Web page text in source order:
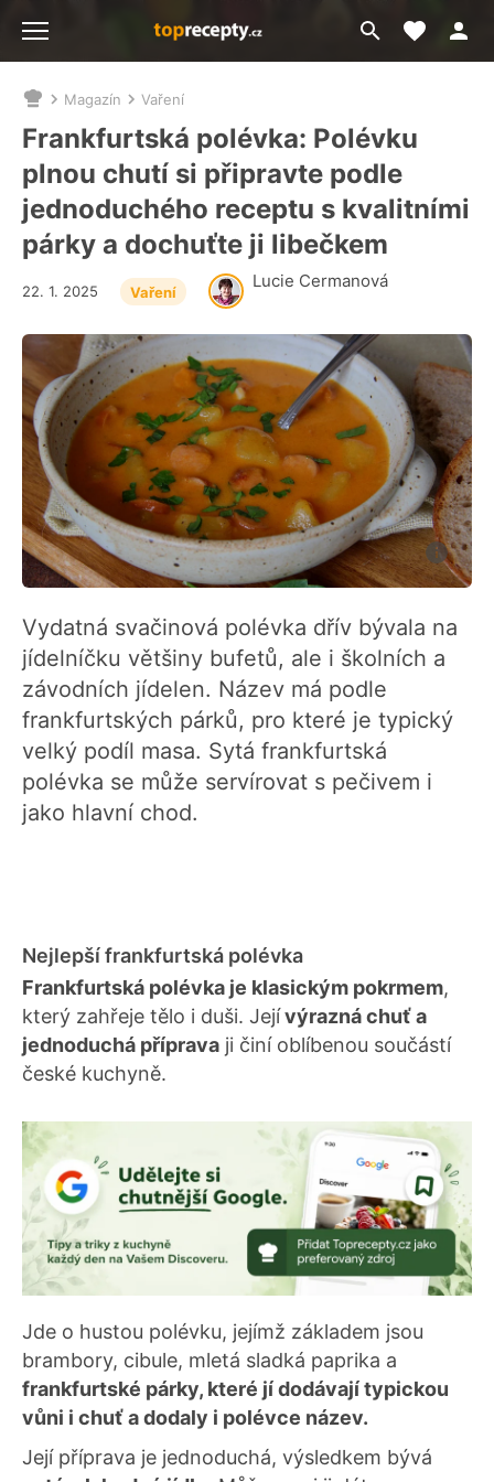
Přejít
na
Moje
Nacházíte
se
zde:
Magazín Vaření
Frankfurtská polévka: Polévku
plnou chutí si připravte podle
jednoduchého receptu s kvalitními
párky a dochuťte ji libečkem
Lucie Cermanová
22. 1. 2025 Vaření
Vydatná svačinová polévka dřív bývala na
jídelníčku většiny bufetů, ale i školních a
závodních jídelen. Název má podle
frankfurtských párků, pro které je typický
velký podíl masa. Sytá frankfurtská
polévka se může servírovat s pečivem i
jako hlavní chod.
Nejlepší frankfurtská polévka
Frankfurtská polévka je klasickým pokrmem,
který zahřeje tělo i duši. Jejívýrazná chuť a
jednoduchá příprava ji činí oblíbenou součástí
české kuchyně.
Jde o hustou polévku, jejímž základem jsou
brambory, cibule, mletá sladká paprika a
frankfurtské párky, které jí dodávají typickou
vůni i chuť a dodaly i polévce název.
Její příprava je jednoduchá, výsledkem bývá